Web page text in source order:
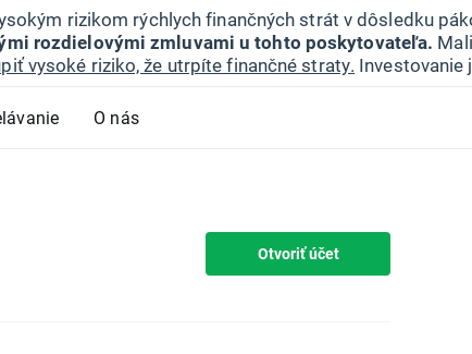
rizikom rýchlych finančných strát v dôsledku
rozdielovými zmluvami u tohto poskytovateľa.
vysoké riziko, že utrpíte finančné straty. Investovanie
O nás
Otvoriť účet